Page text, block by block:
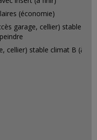
(économie)
garage, cellier) stable
cellier) stable climat B (à